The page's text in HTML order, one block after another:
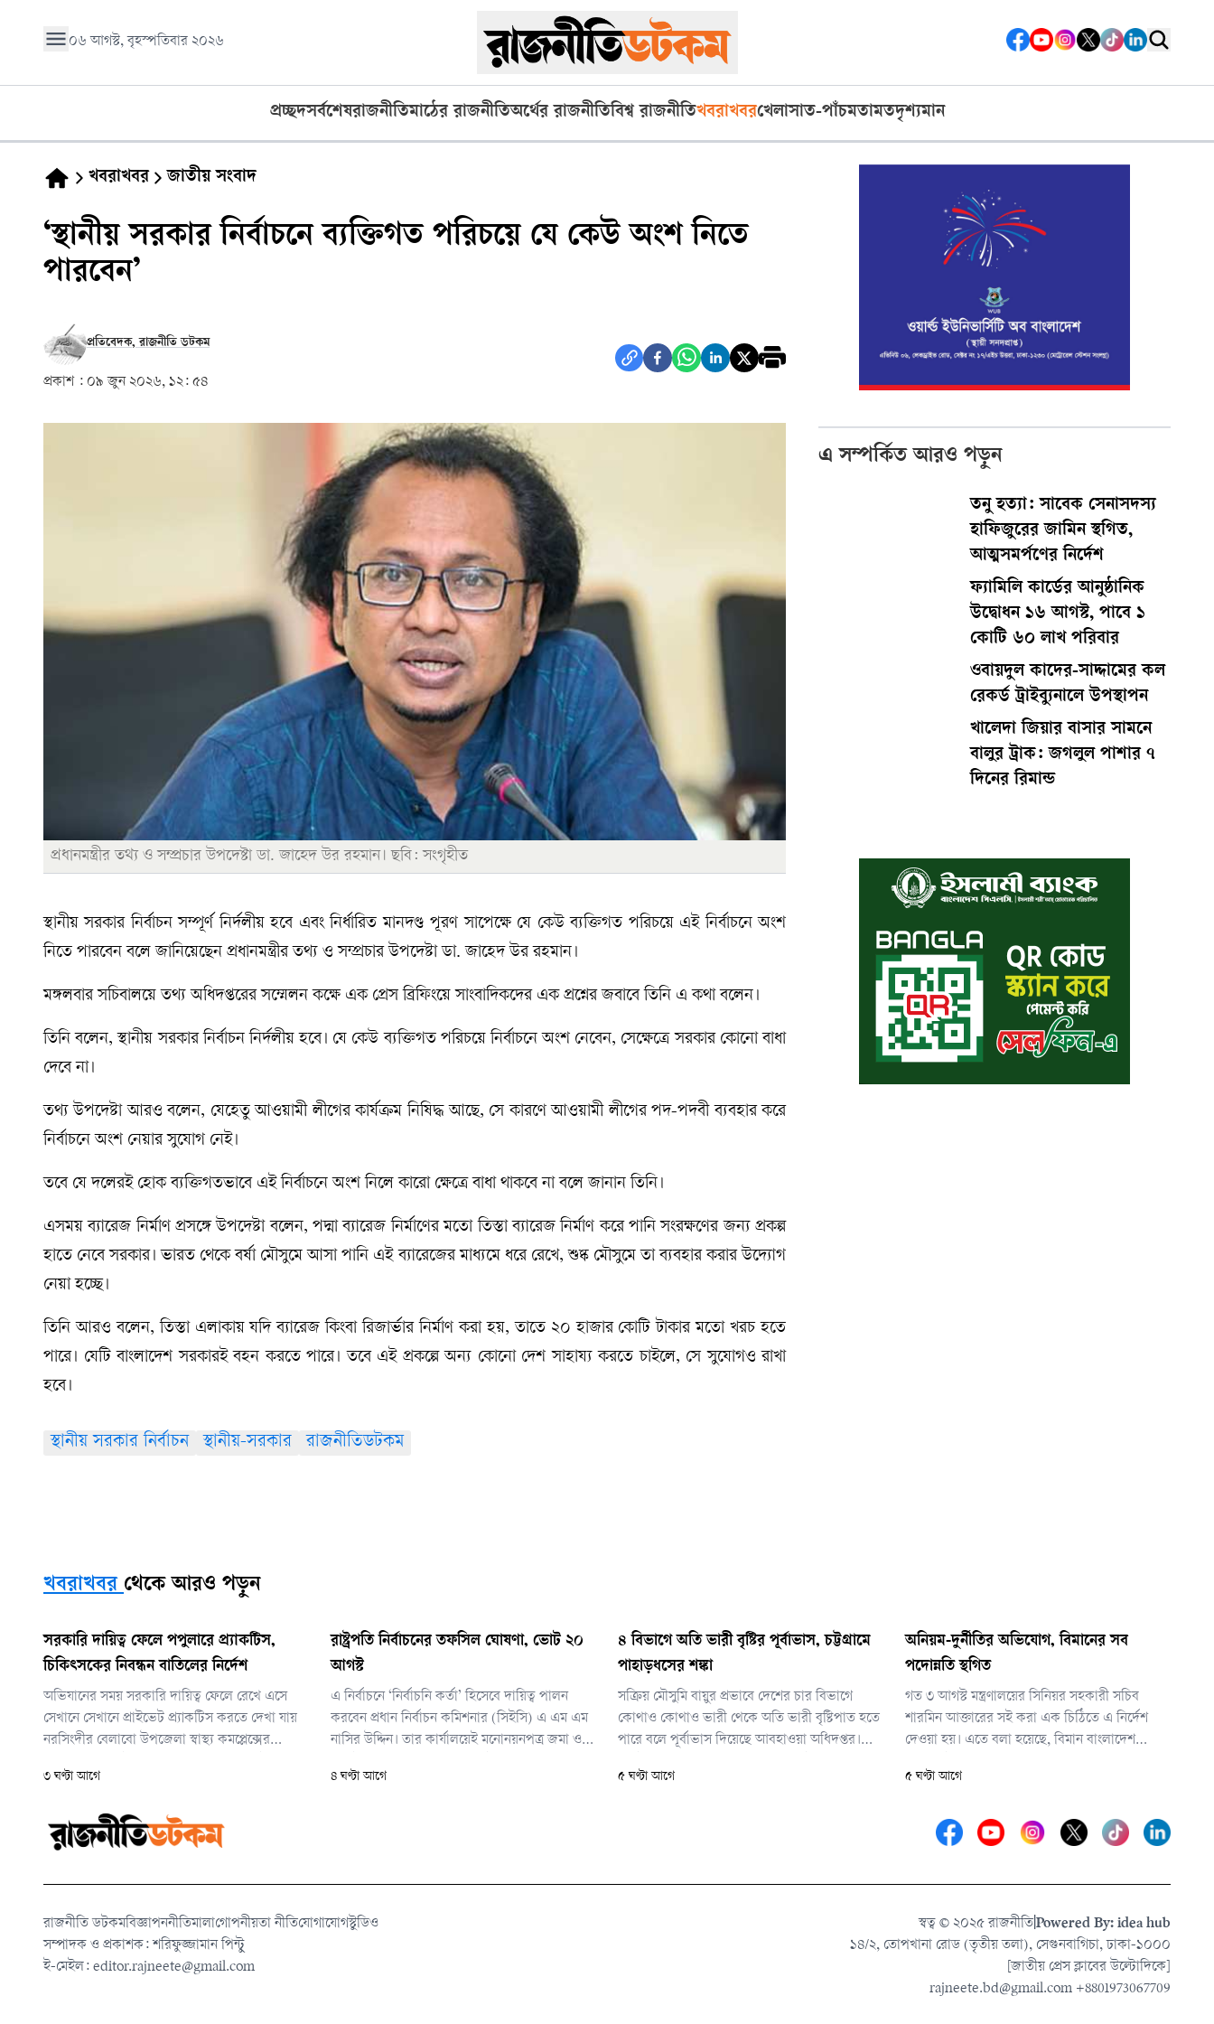
০৬ আগস্ট, বৃহস্পতিবার ২০২৬
প্রচ্ছদসর্বশেষরাজনীতিমাঠের রাজনীতিঅর্থের রাজনীতিবিশ্ব রাজনীতিখবরাখবরখেলাসাত-পাঁচমতামতদৃশ্যমান
খবরাখবর জাতীয় সংবাদ
‘স্থানীয় সরকার নির্বাচনে ব্যক্তিগত পরিচয়ে যে কেউ অংশ নিতে
পারবেন’
প্রতিবেদক, রাজনীতি ডটকম
প্রকাশ : ০৯ জুন ২০২৬, ১২: ৫৪
প্রধানমন্ত্রীর তথ্য ও সম্প্রচার উপদেষ্টা ডা. জাহেদ উর রহমান। ছবি: সংগৃহীত
স্থানীয় সরকার নির্বাচন সম্পূর্ণ নির্দলীয় হবে এবং নির্ধারিত মানদণ্ড পূরণ সাপেক্ষে যে কেউ ব্যক্তিগত পরিচয়ে এই নির্বাচনে অংশ
নিতে পারবেন বলে জানিয়েছেন প্রধানমন্ত্রীর তথ্য ও সম্প্রচার উপদেষ্টা ডা. জাহেদ উর রহমান।
মঙ্গলবার সচিবালয়ে তথ্য অধিদপ্তরের সম্মেলন কক্ষে এক প্রেস ব্রিফিংয়ে সাংবাদিকদের এক প্রশ্নের জবাবে তিনি এ কথা বলেন।
তিনি বলেন, স্থানীয় সরকার নির্বাচন নির্দলীয় হবে। যে কেউ ব্যক্তিগত পরিচয়ে নির্বাচনে অংশ নেবেন, সেক্ষেত্রে সরকার কোনো বাধা
দেবে না।
তথ্য উপদেষ্টা আরও বলেন, যেহেতু আওয়ামী লীগের কার্যক্রম নিষিদ্ধ আছে, সে কারণে আওয়ামী লীগের পদ-পদবী ব্যবহার করে
নির্বাচনে অংশ নেয়ার সুযোগ নেই।
তবে যে দলেরই হোক ব্যক্তিগতভাবে এই নির্বাচনে অংশ নিলে কারো ক্ষেত্রে বাধা থাকবে না বলে জানান তিনি।
এসময় ব্যারেজ নির্মাণ প্রসঙ্গে উপদেষ্টা বলেন, পদ্মা ব্যারেজ নির্মাণের মতো তিস্তা ব্যারেজ নির্মাণ করে পানি সংরক্ষণের জন্য প্রকল্প
হাতে নেবে সরকার। ভারত থেকে বর্ষা মৌসুমে আসা পানি এই ব্যারেজের মাধ্যমে ধরে রেখে, শুষ্ক মৌসুমে তা ব্যবহার করার উদ্যোগ
নেয়া হচ্ছে।
তিনি আরও বলেন, তিস্তা এলাকায় যদি ব্যারেজ কিংবা রিজার্ভার নির্মাণ করা হয়, তাতে ২০ হাজার কোটি টাকার মতো খরচ হতে
পারে। যেটি বাংলাদেশ সরকারই বহন করতে পারে। তবে এই প্রকল্পে অন্য কোনো দেশ সাহায্য করতে চাইলে, সে সুযোগও রাখা
হবে।
স্থানীয় সরকার নির্বাচন স্থানীয়-সরকার রাজনীতিডটকম
এ সম্পর্কিত আরও পড়ুন
তনু হত্যা: সাবেক সেনাসদস্য
হাফিজুরের জামিন স্থগিত,
আত্মসমর্পণের নির্দেশ
ফ্যামিলি কার্ডের আনুষ্ঠানিক
উদ্বোধন ১৬ আগস্ট, পাবে ১
কোটি ৬০ লাখ পরিবার
ওবায়দুল কাদের-সাদ্দামের কল
রেকর্ড ট্রাইব্যুনালে উপস্থাপন
খালেদা জিয়ার বাসার সামনে
বালুর ট্রাক: জগলুল পাশার ৭
দিনের রিমান্ড
খবরাখবর থেকে আরও পড়ুন
সরকারি দায়িত্ব ফেলে পপুলারে প্র্যাকটিস,
চিকিৎসকের নিবন্ধন বাতিলের নির্দেশ
অভিযানের সময় সরকারি দায়িত্ব ফেলে রেখে এসে
সেখানে সেখানে প্রাইভেট প্র্যাকটিস করতে দেখা যায়
নরসিংদীর বেলাবো উপজেলা স্বাস্থ্য কমপ্লেক্সের
নিবন্ধন বাতিলের নির্দেশ দিয়েছেন স্বাস্থ্যমন্ত্রী।
৩ ঘণ্টা আগে
রাষ্ট্রপতি নির্বাচনের তফসিল ঘোষণা, ভোট ২০
আগস্ট
এ নির্বাচনে ‘নির্বাচনি কর্তা’ হিসেবে দায়িত্ব পালন
করবেন প্রধান নির্বাচন কমিশনার (সিইসি) এ এম এম
নাসির উদ্দিন। তার কার্যালয়েই মনোনয়নপত্র জমা ও
সংসদের অধিবেশন কক্ষ।
৪ ঘণ্টা আগে
৪ বিভাগে অতি ভারী বৃষ্টির পূর্বাভাস, চট্টগ্রামে
পাহাড়ধসের শঙ্কা
সক্রিয় মৌসুমি বায়ুর প্রভাবে দেশের চার বিভাগে
কোথাও কোথাও ভারী থেকে অতি ভারী বৃষ্টিপাত হতে
পারে বলে পূর্বাভাস দিয়েছে আবহাওয়া অধিদপ্তর।
পাহাড়ি এলাকায় কোথাও কোথাও ভূমিধসের আশঙ্কার
৫ ঘণ্টা আগে
অনিয়ম-দুর্নীতির অভিযোগ, বিমানের সব
পদোন্নতি স্থগিত
গত ৩ আগস্ট মন্ত্রণালয়ের সিনিয়র সহকারী সচিব
শারমিন আক্তারের সই করা এক চিঠিতে এ নির্দেশ
দেওয়া হয়। এতে বলা হয়েছে, বিমান বাংলাদেশ
তদন্তে মন্ত্রণালয় একটি কমিটি গঠন করবে। তদন্তের
৫ ঘণ্টা আগে
রাজনীতি ডটকমবিজ্ঞাপননীতিমালাগোপনীয়তা নীতিযোগাযোগস্টুডিও
সম্পাদক ও প্রকাশক: শরিফুজ্জামান পিন্টু
ই-মেইল: editor.rajneete@gmail.com
স্বত্ব © ২০২৫ রাজনীতিPowered By: idea hub
১৪/২, তোপখানা রোড (তৃতীয় তলা), সেগুনবাগিচা, ঢাকা-১০০০
[জাতীয় প্রেস ক্লাবের উল্টোদিকে]
rajneete.bd@gmail.com +8801973067709